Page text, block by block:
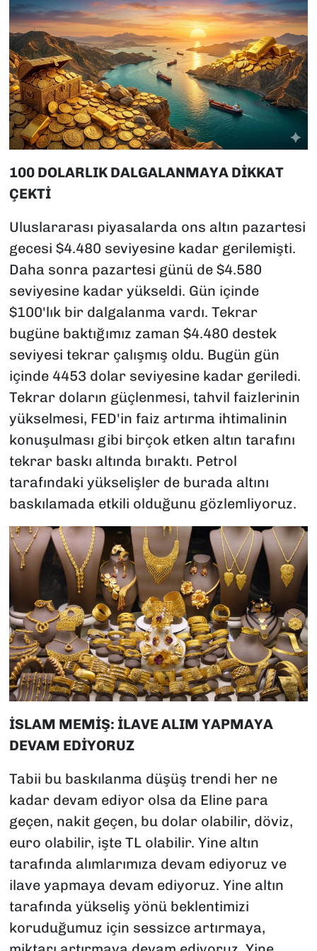
100 DOLARLIK DALGALANMAYA DİKKAT
ÇEKTİ
Uluslararası piyasalarda ons altın pazartesi
gecesi $4.480 seviyesine kadar gerilemişti.
Daha sonra pazartesi günü de $4.580
seviyesine kadar yükseldi. Gün içinde
$100'lık bir dalgalanma vardı. Tekrar
bugüne baktığımız zaman $4.480 destek
seviyesi tekrar çalışmış oldu. Bugün gün
içinde 4453 dolar seviyesine kadar geriledi.
Tekrar doların güçlenmesi, tahvil faizlerinin
yükselmesi, FED'in faiz artırma ihtimalinin
konuşulması gibi birçok etken altın tarafını
tekrar baskı altında bıraktı. Petrol
tarafındaki yükselişler de burada altını
baskılamada etkili olduğunu gözlemliyoruz.
İSLAM MEMİŞ: İLAVE ALIM YAPMAYA
DEVAM EDİYORUZ
Tabii bu baskılanma düşüş trendi her ne
kadar devam ediyor olsa da Eline para
geçen, nakit geçen, bu dolar olabilir, döviz,
euro olabilir, işte TL olabilir. Yine altın
tarafında alımlarımıza devam ediyoruz ve
ilave yapmaya devam ediyoruz. Yine altın
tarafında yükseliş yönü beklentimizi
koruduğumuz için sessizce artırmaya,